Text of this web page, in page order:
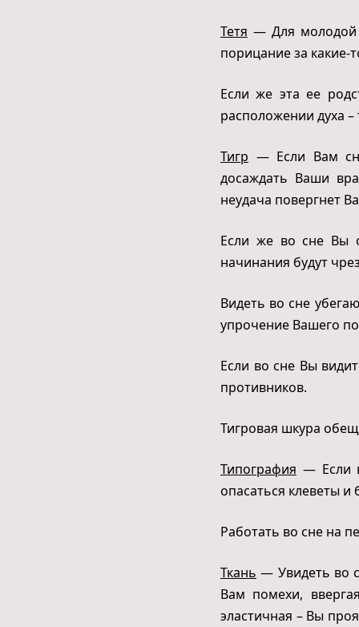
Тетя — Для молодой
порицание за какие-
Если же эта ее
расположении духа –
Тигр — Если Вам
досаждать Ваши
неудача повергнет
Если же во сне Вы
начинания будут
Видеть во сне
упрочение Вашего
Если во сне Вы
противников.
Тигровая шкура
Типография — Если
опасаться клеветы и
Работать во сне на
Ткань — Увидеть во
Вам помехи,
эластичная – Вы